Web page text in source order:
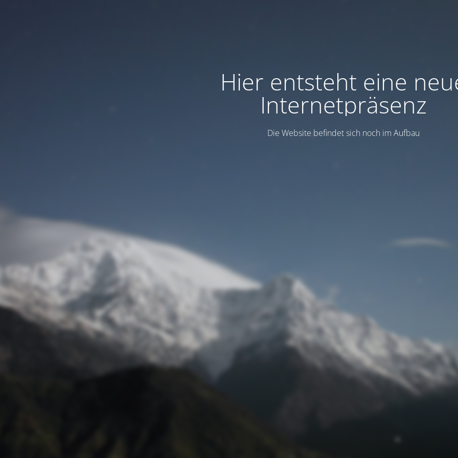
Hier entsteht eine
Internetpräsenz
Die Website befindet sich noch im Aufbau